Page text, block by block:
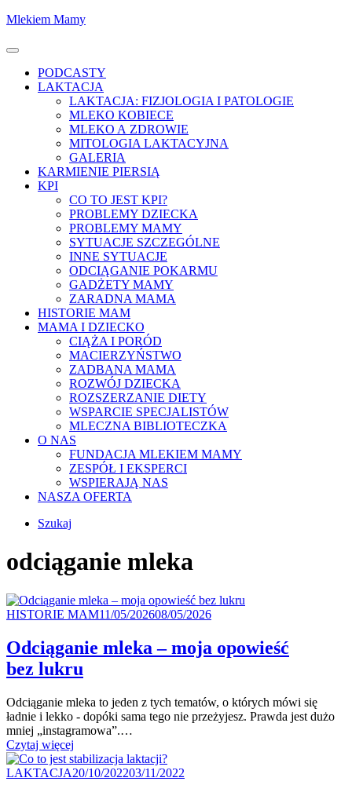
Skocz
treści
Mlekiem Mamy
Menu
PODCASTY
LAKTACJA
LAKTACJA: FIZJOLOGIA I PATOLOGIE
MLEKO KOBIECE
MLEKO A ZDROWIE
MITOLOGIA LAKTACYJNA
GALERIA
KARMIENIE PIERSIĄ
KPI
CO TO JEST KPI?
PROBLEMY DZIECKA
PROBLEMY MAMY
SYTUACJE SZCZEGÓLNE
INNE SYTUACJE
ODCIĄGANIE POKARMU
GADŻETY MAMY
ZARADNA MAMA
HISTORIE MAM
MAMA I DZIECKO
CIĄŻA I PORÓD
MACIERZYŃSTWO
ZADBANA MAMA
ROZWÓJ DZIECKA
ROZSZERZANIE DIETY
WSPARCIE SPECJALISTÓW
MLECZNA BIBLIOTECZKA
O NAS
FUNDACJA MLEKIEM MAMY
ZESPÓŁ I EKSPERCI
WSPIERAJĄ NAS
NASZA OFERTA
Szukaj
odciąganie mleka
Kategoria
HISTORIE MAMPosted
11/05/202608/05/2026
Odciąganie mleka – moja opowieść
bez lukru
Odciąganie mleka to jeden z tych tematów, o których mówi się
ładnie i lekko - dopóki sama tego nie przeżyjesz. Prawda jest dużo
mniej „instagramowa”.…
Czytaj więcej
mleka
–
Kategoria
LAKTACJAPosted
20/10/202203/11/2022